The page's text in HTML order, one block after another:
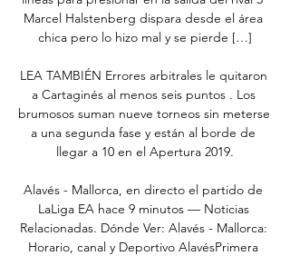
Marcel Halstenberg dispara desde el área
chica pero lo hizo mal y se pierde […]
LEA TAMBIÉN Errores arbitrales le quitaron
a Cartaginés al menos seis puntos . Los
brumosos suman nueve torneos sin meterse
a una segunda fase y están al borde de
llegar a 10 en el Apertura 2019.
Alavés - Mallorca, en directo el partido de
LaLiga EA hace 9 minutos — Noticias
Relacionadas. Dónde Ver: Alavés - Mallorca:
Horario, canal y Deportivo AlavésPrimera